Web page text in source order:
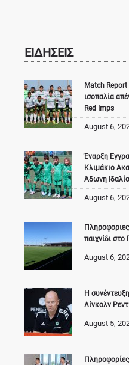
ΕΙΔΗΣΕΙΣ
Match
ισοπαλία
Red Imps
August 6,
Έναρξη
Κλιμάκιο
Άδωνη
August 6,
παιχνίδι στο
August 6,
Η
Λίνκολν Ρεντ
August 5,